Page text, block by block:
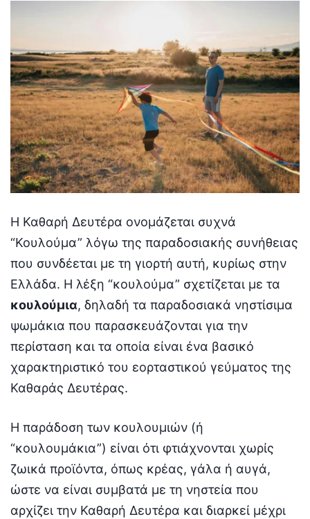
Η Καθαρή Δευτέρα ονομάζεται συχνά
“Κουλούμα” λόγω της παραδοσιακής συνήθειας
που συνδέεται με τη γιορτή αυτή, κυρίως στην
Ελλάδα. Η λέξη “κουλούμα” σχετίζεται με τα
κουλούμια, δηλαδή τα παραδοσιακά νηστίσιμα
ψωμάκια που παρασκευάζονται για την
περίσταση και τα οποία είναι ένα βασικό
χαρακτηριστικό του εορταστικού γεύματος της
Καθαράς Δευτέρας.
Η παράδοση των κουλουμιών (ή
“κουλουμάκια”) είναι ότι φτιάχνονται χωρίς
ζωικά προϊόντα, όπως κρέας, γάλα ή αυγά,
ώστε να είναι συμβατά με τη νηστεία που
αρχίζει την Καθαρή Δευτέρα και διαρκεί μέχρι